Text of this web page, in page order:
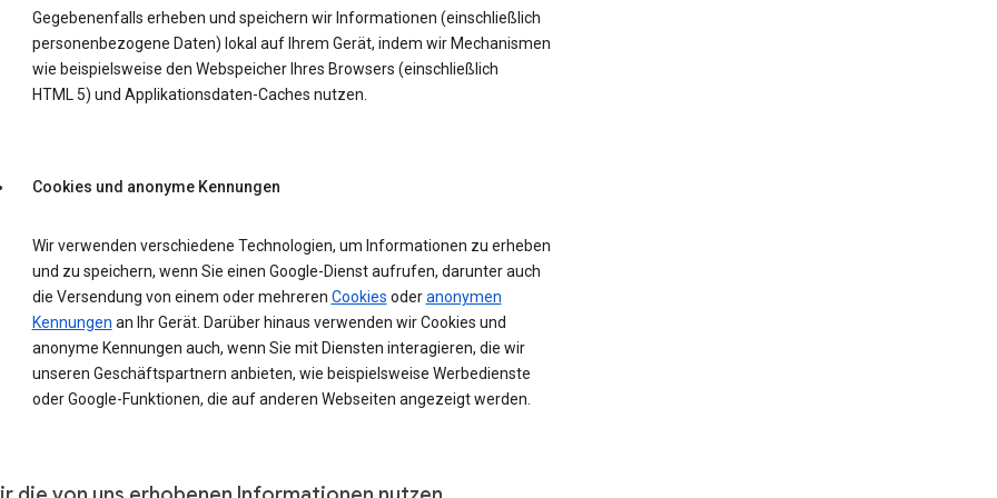
Gegebenenfalls erheben und speichern wir Informationen (einschließlich
personenbezogene Daten) lokal auf Ihrem Gerät, indem wir Mechanismen
wie beispielsweise den Webspeicher Ihres Browsers (einschließlich
HTML 5) und Applikationsdaten-Caches nutzen.
Cookies und anonyme Kennungen
Wir verwenden verschiedene Technologien, um Informationen zu erheben
und zu speichern, wenn Sie einen Google-Dienst aufrufen, darunter auch
die Versendung von einem oder mehreren Cookies oderanonymen
Kennungen an Ihr Gerät. Darüber hinaus verwenden wir Cookies und
anonyme Kennungen auch, wenn Sie mit Diensten interagieren, die wir
unseren Geschäftspartnern anbieten, wie beispielsweise Werbedienste
oder Google-Funktionen, die auf anderen Webseiten angezeigt werden.